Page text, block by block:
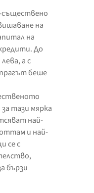
на
на
До
а с
беше
тази мярка
най-
и най-
се с
бързи